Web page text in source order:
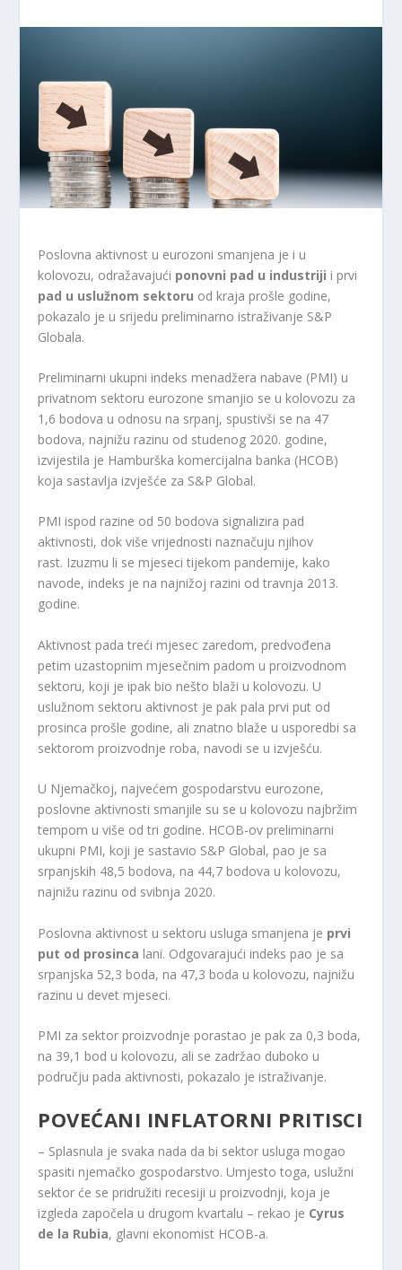
Poslovna aktivnost u eurozoni smanjena je i u
kolovozu, odražavajući ponovni pad u industriji i prvi
pad u uslužnom sektoru od kraja prošle godine,
pokazalo je u srijedu preliminarno istraživanje S&P
Globala.
Preliminarni ukupni indeks menadžera nabave (PMI) u
privatnom sektoru eurozone smanjio se u kolovozu za
1,6 bodova u odnosu na srpanj, spustivši se na 47
bodova, najnižu razinu od studenog 2020. godine,
izvijestila je Hamburška komercijalna banka (HCOB)
koja sastavlja izvješće za S&P Global.
PMI ispod razine od 50 bodova signalizira pad
aktivnosti, dok više vrijednosti naznačuju njihov
rast. Izuzmu li se mjeseci tijekom pandemije, kako
navode, indeks je na najnižoj razini od travnja 2013.
godine.
Aktivnost pada treći mjesec zaredom, predvođena
petim uzastopnim mjesečnim padom u proizvodnom
sektoru, koji je ipak bio nešto blaži u kolovozu. U
uslužnom sektoru aktivnost je pak pala prvi put od
prosinca prošle godine, ali znatno blaže u usporedbi sa
sektorom proizvodnje roba, navodi se u izvješću.
U Njemačkoj, najvećem gospodarstvu eurozone,
poslovne aktivnosti smanjile su se u kolovozu najbržim
tempom u više od tri godine. HCOB-ov preliminarni
ukupni PMI, koji je sastavio S&P Global, pao je sa
srpanjskih 48,5 bodova, na 44,7 bodova u kolovozu,
najnižu razinu od svibnja 2020.
Poslovna aktivnost u sektoru usluga smanjena je prvi
put od prosinca lani. Odgovarajući indeks pao je sa
srpanjska 52,3 boda, na 47,3 boda u kolovozu, najnižu
razinu u devet mjeseci.
PMI za sektor proizvodnje porastao je pak za 0,3 boda,
na 39,1 bod u kolovozu, ali se zadržao duboko u
području pada aktivnosti, pokazalo je istraživanje.
POVEĆANI INFLATORNI PRITISCI
– Splasnula je svaka nada da bi sektor usluga mogao
spasiti njemačko gospodarstvo. Umjesto toga, uslužni
sektor će se pridružiti recesiji u proizvodnji, koja je
izgleda započela u drugom kvartalu – rekao je Cyrus
de la Rubia, glavni ekonomist HCOB-a.